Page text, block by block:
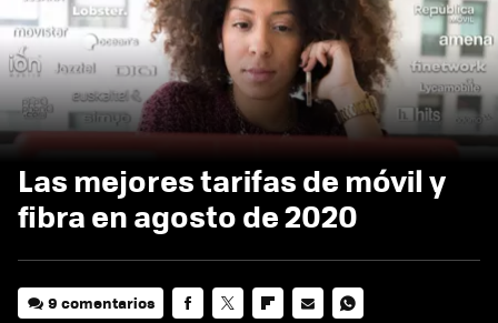
Las mejores tarifas de móvil y
fibra en agosto de 2020
9 comentarios